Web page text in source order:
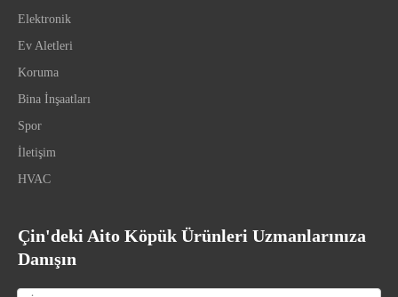
Elektronik
Ev Aletleri
Koruma
Bina İnşaatları
Spor
İletişim
HVAC
Çin'deki Aito Köpük Ürünleri Uzmanlarınıza
Danışın